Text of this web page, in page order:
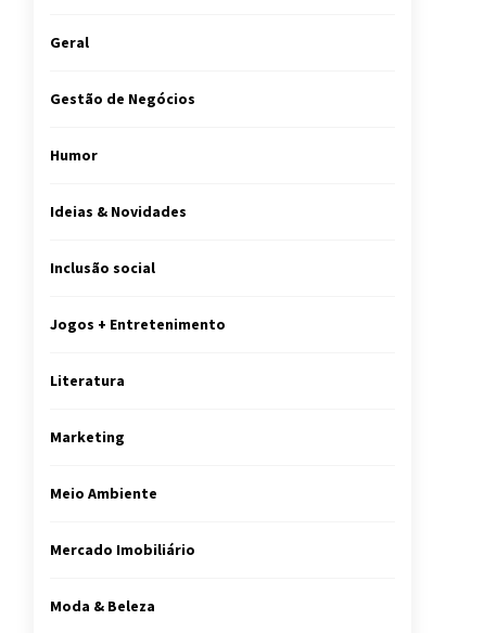
Geral
Gestão de Negócios
Humor
Ideias & Novidades
Inclusão social
Jogos + Entretenimento
Literatura
Marketing
Meio Ambiente
Mercado Imobiliário
Moda & Beleza